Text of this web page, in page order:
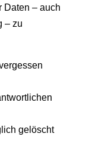
Daten – auch
– zu
gelöscht